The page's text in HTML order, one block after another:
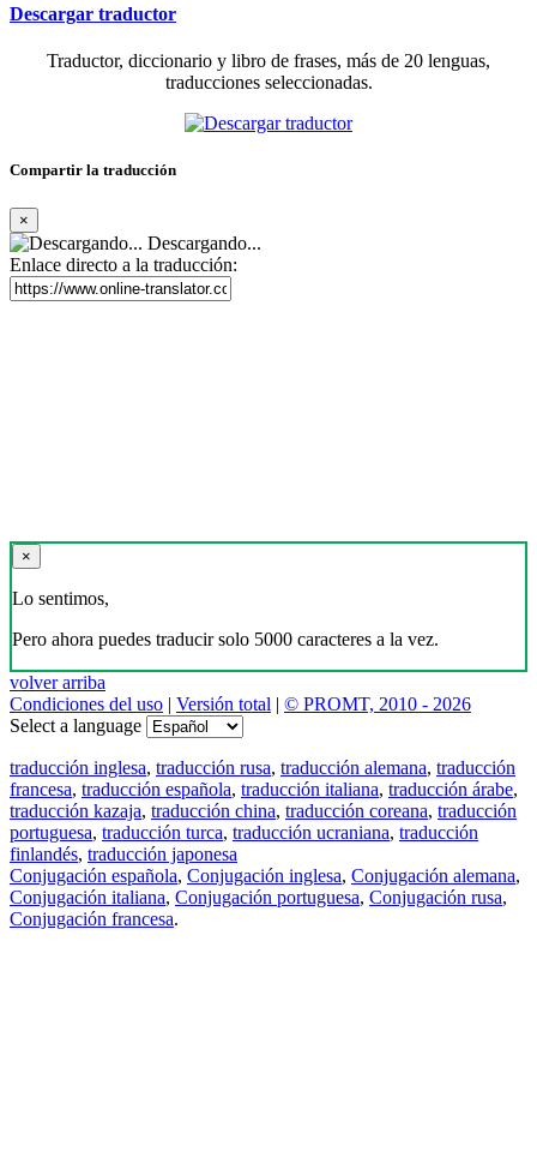
Descargar traductor
Traductor, diccionario y libro de frases, más de 20 lenguas,
traducciones seleccionadas.
Compartir la traducción
×
Descargando...
Enlace directo a la traducción:
×
Lo sentimos,
Pero ahora puedes traducir solo 5000 caracteres a la vez.
volver arriba
Condiciones del uso | Versión total | © PROMT, 2010 - 2026
Select a language
traducción inglesa, traducción rusa, traducción alemana, traducción
francesa, traducción española, traducción italiana, traducción árabe,
traducción kazaja, traducción china, traducción coreana, traducción
portuguesa, traducción turca, traducción ucraniana, traducción
finlandés, traducción japonesa
Conjugación española, Conjugación inglesa, Conjugación alemana,
Conjugación italiana, Conjugación portuguesa, Conjugación rusa,
Conjugación francesa.